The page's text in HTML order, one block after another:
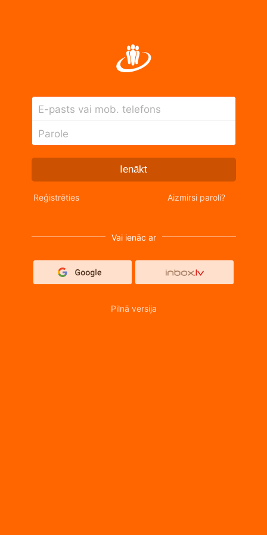
E-pasts vai mob. telefons
Parole
Ienākt
Reģistrēties Aizmirsi paroli?
Vai ienāc ar
Pilnā versija